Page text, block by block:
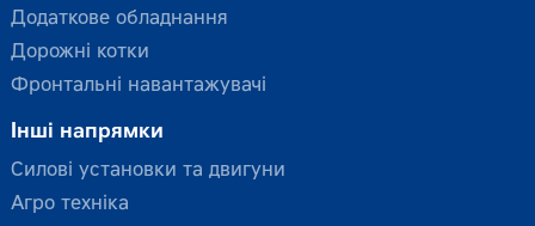
Додаткове обладнання
Дорожні котки
Фронтальні навантажувачі
Інші напрямки
Силові установки та двигуни
Агро техніка